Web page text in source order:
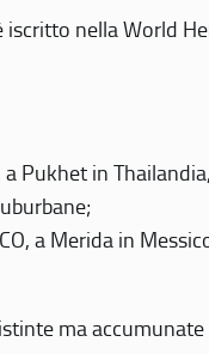
nella World
Pukhet in
a Merida in
ma accumunate